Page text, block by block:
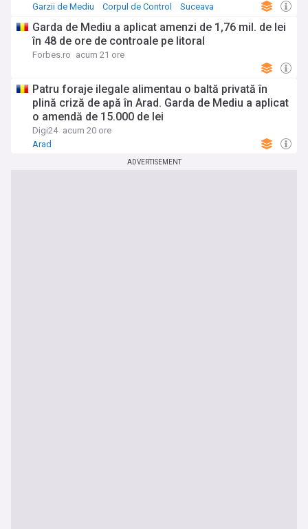
Garzii de Mediu
Corpul de Control Suceava
Garda de Mediu a aplicat amenzi de 1,76 mil. de lei
în 48 de ore de controale pe litoral
Forbes.ro acum 21 ore
Patru foraje ilegale alimentau o baltă privată în
plină criză de apă în Arad. Garda de Mediu a aplicat
o amendă de 15.000 de lei
Digi24 acum 20 ore
Arad
ADVERTISEMENT